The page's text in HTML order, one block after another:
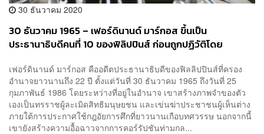
30 ธันวาคม 2020
30 ธันวาคม 1965 – เฟอร์ดินานด์ มาร์กอส ขึ้นเป็น
ประธานาธิบดีคนที่ 10 ของฟิลิปปินส์ ก่อนถูกปฏิวัติโดย
เฟอร์ดินานด์ มาร์กอส คืออดีตประธานาธิบดีของฟิลลิปปินส์ที่ครอง
อำนาจยาวนานถึง 22 ปี ตั้งแต่วันที่ 30 ธันวาคม 1965 ถึงวันที่ 25
กุมภาพันธ์ 1986 โดยระหว่างที่อยู่ในอำนาจ เขาสร้างภาพจำของตัว
เองเป็นทรราชผู้ละเมิดสิทธิมนุษยชน และเข่นฆ่าประชาชนผู้เห็นต่าง
ภายใต้การประกาศใช้กฎอัยการศึกที่ยาวนานเกือบทศวรรษ นอกจากนี้
เขายังสร้างความอื้อฉาวจากการคอร์รัปชันท่ามกล...